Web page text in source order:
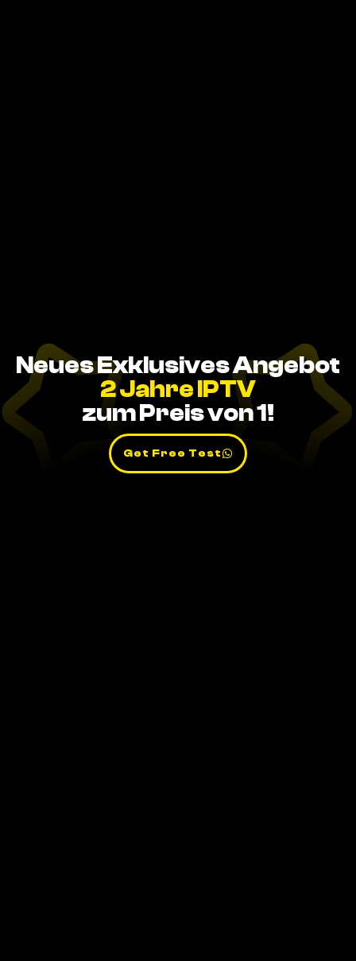
Neues Exklusives Angebot
2 Jahre IPTV
zum Preis von 1!
Get Free Test